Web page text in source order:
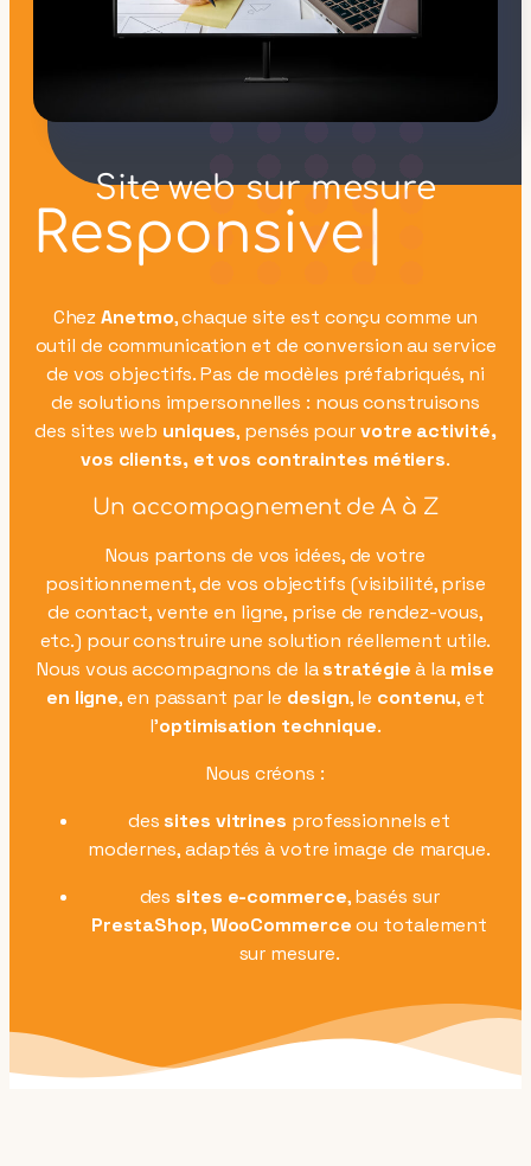
Site web sur mesure
Performan
ChezAnetmo, chaque site est conçu comme un
outil de communication et de conversion au service
de vos objectifs. Pas de modèles préfabriqués, ni
de solutions impersonnelles : nous construisons
des sites web uniques, pensés pourvotre activité,
vos clients, et vos contraintes métiers.
Un accompagnement de A à Z
Nous partons de vos idées, de votre
positionnement, de vos objectifs (visibilité, prise
de contact, vente en ligne, prise de rendez-vous,
etc.) pour construire une solution réellement utile.
Nous vous accompagnons de lastratégieà la mise
en ligne, en passant par le design, le contenu, et
l’optimisation technique.
Nous créons :
dessites vitrines professionnels et
modernes, adaptés à votre image de marque.
dessites e-commerce, basés sur
PrestaShop,WooCommerceou totalement
sur mesure.